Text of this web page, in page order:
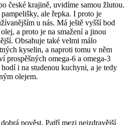
české krajině, uvidíme samou žlutou.
ale řepka. I proto je
u nás. Má ještě vyšší bod
a proto je na smažení a jinou
Obsahuje také velmi málo
kyselin, a naproti tomu v něm
prospěšných omega-6 a omega-3
i na studenou kuchyni, a je tedy
olejem.
pověst. Patří mezi nejzdravější